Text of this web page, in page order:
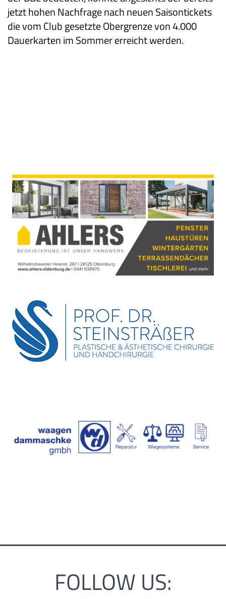
jetzt hohen Nachfrage nach neuen Saisontickets
die vom Club gesetzte Obergrenze von 4.000
Dauerkarten im Sommer erreicht werden.
FOLLOW US: